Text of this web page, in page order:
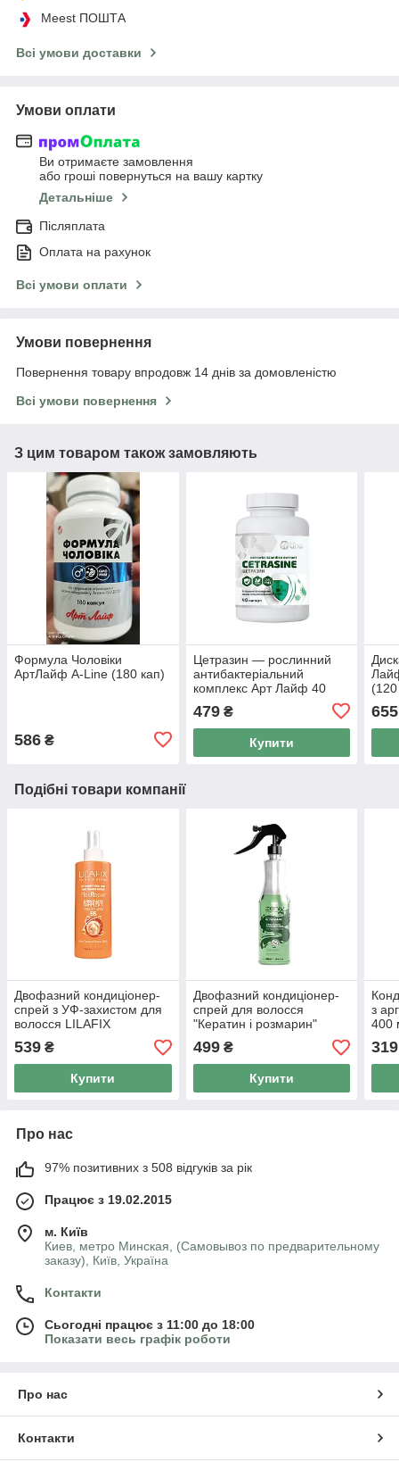
Meest ПОШТА
Всі умови доставки
Умови оплати
Ви отримаєте замовлення
або гроші повернуться на вашу картку
Детальніше
Післяплата
Оплата на рахунок
Всі умови оплати
Умови повернення
Повернення товару впродовж 14 днів за домовленістю
Всі умови повернення
З цим товаром також замовляють
Формула Чоловіки
АртЛайф A-Line (180 кап)
586 ₴
Цетразин — рослинний
антибактеріальний
комплекс Арт Лайф 40
479₴
Купити
655
Подібні товари компанії
Двофазний кондиціонер-
спрей з УФ-захистом для
волосся LILAFIX
"Комплекс амінокислот",
200 мл
539 ₴
Купити
Двофазний кондиціонер-
спрей для волосся
"Кератин і розмарин"
ZENIX, 400 мл
499₴
Купити
з
400
319
Про нас
97% позитивних з 508 відгуків за рік
Працює з 19.02.2015
м. Київ
Киев, метро Минская, (Самовывоз по предварительному
заказу), Київ, Україна
Контакти
Сьогодні працює з 11:00 до 18:00
Показати весь графік роботи
Про нас
Контакти